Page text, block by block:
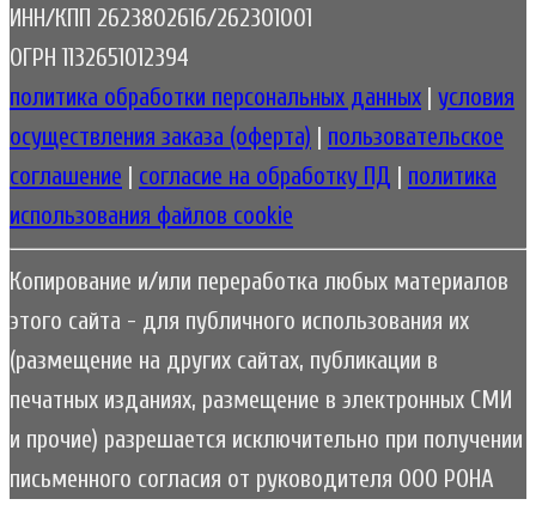
ИНН/КПП 2623802616/262301001
ОГРН 1132651012394
политика обработки персональных данных | условия
осуществления заказа (оферта) | пользовательское
соглашение | согласие на обработку ПД | политика
использования файлов cookie
Копирование и/или переработка любых материалов
этого сайта - для публичного использования их
(размещение на других сайтах, публикации в
печатных изданиях, размещение в электронных СМИ
и прочие) разрешается исключительно при получении
письменного согласия от руководителя ООО РОНА